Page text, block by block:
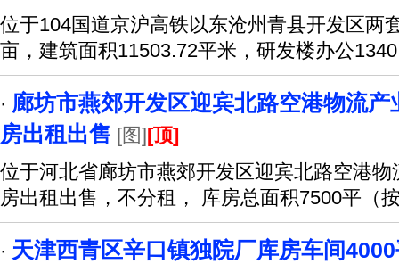
位于104国道京沪高铁以东沧州青县开发区两
亩，建筑面积11503.72平米，研发楼办公
· 廊坊市燕郊开发区迎宾北路空港物流
房出租出售 [图][顶]
位于河北省廊坊市燕郊开发区迎宾北路空港
房出租出售，不分租， 库房总面积7500平（
· 天津西青区辛口镇独院厂库房车间